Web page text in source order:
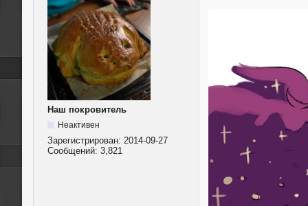
Наш покровитель
Неактивен
Зарегистрирован: 2014-09-27
Сообщений: 3,821